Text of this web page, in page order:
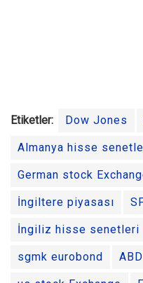
Etiketler: Dow Jones
Almanya hisse
German stock
İngiltere piyasası
İngiliz hisse senetleri
sgmk eurobond